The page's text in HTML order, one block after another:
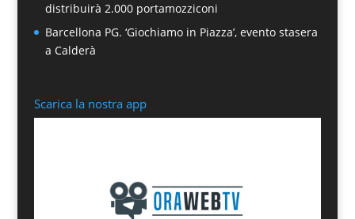
distribuirà 2.000 portamozziconi
Barcellona PG. ‘Giochiamo in Piazza’, evento stasera
a Calderà
Scarica la nostra app